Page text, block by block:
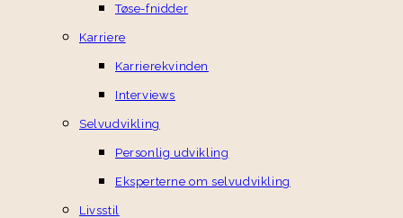
Tøse-fnidder
Karriere
Karrierekvinden
Interviews
Selvudvikling
Personlig udvikling
Eksperterne om selvudvikling
Livsstil